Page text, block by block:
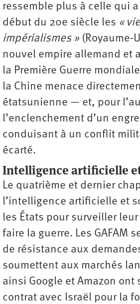
ressemble plus à celle qui
début du 20e siècle les «
impérialismes » (Royaume-
nouvel empire allemand et
la Première Guerre
la Chine menace
étatsunienne — et, pour
l’enclenchement d’un
conduisant à un conflit
écarté.
Intelligence artificielle
Le quatrième et dernier
l’intelligence artificielle et
les États pour surveiller
faire la guerre. Les GAFAM
de résistance aux
soumettent aux marchés
ainsi Google et Amazon ont
contrat avec Israël pour la